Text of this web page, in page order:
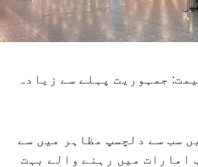
جمہوریت پہلے سے زیادہ
سب سے دلچسپ مظاہر میں سے
امارات میں رہنے والے بہت